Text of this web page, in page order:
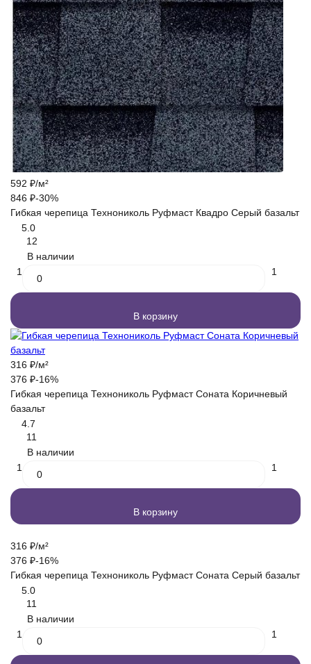
592 ₽/м²
846 ₽-30%
Гибкая черепица Технониколь Руфмаст Квадро Серый базальт
5.0
12
В наличии
1
1
В корзину
316 ₽/м²
376 ₽-16%
Гибкая черепица Технониколь Руфмаст Соната Коричневый
базальт
4.7
11
В наличии
1
1
В корзину
316 ₽/м²
376 ₽-16%
Гибкая черепица Технониколь Руфмаст Соната Серый базальт
5.0
11
В наличии
1
1